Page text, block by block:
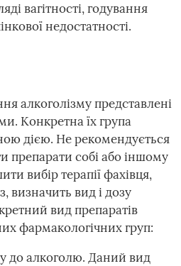
вагітності, годування
недостатності.
алкоголізму представлені
Конкретна їх група
дією. Не рекомендується
препарати собі або іншому
вибір терапії фахівця,
визначить вид і дозу
вид препаратів
фармакологічних груп:
до алкоголю. Даний вид